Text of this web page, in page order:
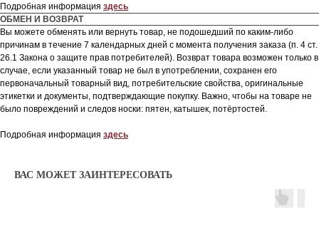
Подробная информация здесь
ОБМЕН И ВОЗВРАТ
Вы можете обменять или вернуть товар, не подошедший по каким-либо
причинам в течение 7 календарных дней с момента получения заказа (п. 4 ст.
26.1 Закона о защите прав потребителей). Возврат товара возможен только в
случае, если указанный товар не был в употреблении, сохранен его
первоначальный товарный вид, потребительские свойства, оригинальные
этикетки и документы, подтверждающие покупку. Важно, чтобы на товаре не
было повреждений и следов носки: пятен, катышек, потёртостей.
Подробная информация здесь
ВАС МОЖЕТ ЗАИНТЕРЕСОВАТЬ